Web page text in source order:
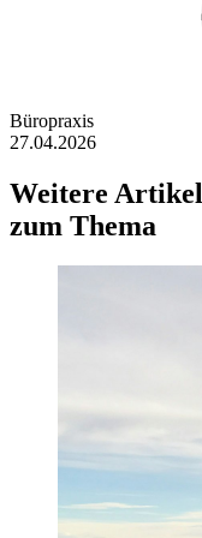
Büropraxis
27.04.2026
Weitere Artikel
zum Thema